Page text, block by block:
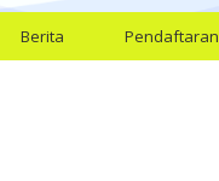
Berita Pendaftaran